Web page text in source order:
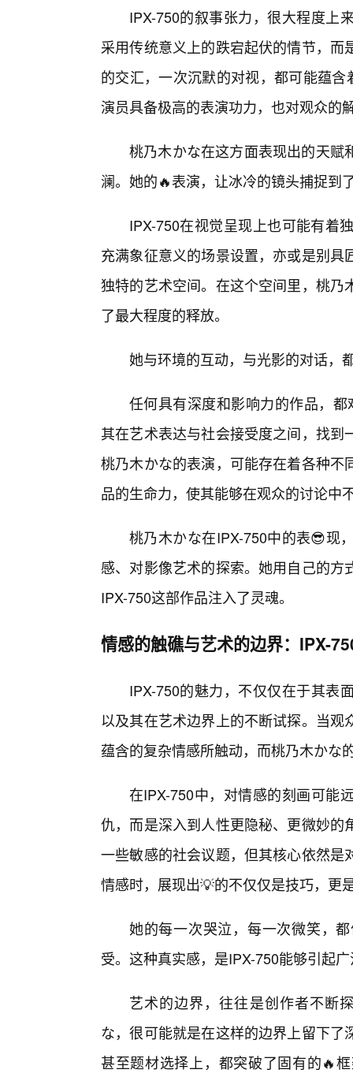
IPX-750的叙事张力，很大程度上
采用传统意义上的跌宕起伏的情节，
的交汇，一次沉默的对视，都可能蕴
演员具备极高的表演功力，也对观众的
桃乃木かな在这方面表现出的天赋
澜。她的🔥表演，让冰冷的镜头捕捉到
IPX-750在视觉呈现上也可能有着
充满象征意义的场景设置，亦或是别
独特的艺术空间。在这个空间里，桃
了最大程度的释放。
她与环境的互动，与光影的对话，
任何具有深度和影响力的作品，
其在艺术表达与社会接受度之间，找
桃乃木かな的表演，可能存在着各种
品的生命力，使其能够在观众的讨论中
桃乃木かな在IPX-750中的表😎现
感、对影像艺术的探索。她用自己的
IPX-750这部作品注入了灵魂。
情感的触礁与艺术的边界：IPX-
IPX-750的魅力，不仅仅在于其表
以及其在艺术边界上的不断试探。当
蕴含的复杂情感所触动，而桃乃木かな
在IPX-750中，对情感的刻画可能
仇，而是深入到人性更隐秘、更微妙
一些敏感的社会议题，但其核心依然
情感时，展现出💡的不仅仅是技巧，更
她的每一次哭泣，每一次微笑，
受。这种真实感，是IPX-750能够引起
艺术的边界，往往是创作者不断
な，很可能就是在这样的边界上留下
甚至题材选择上，都突破了固有的🔥